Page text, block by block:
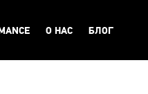
О НАС БЛОГ